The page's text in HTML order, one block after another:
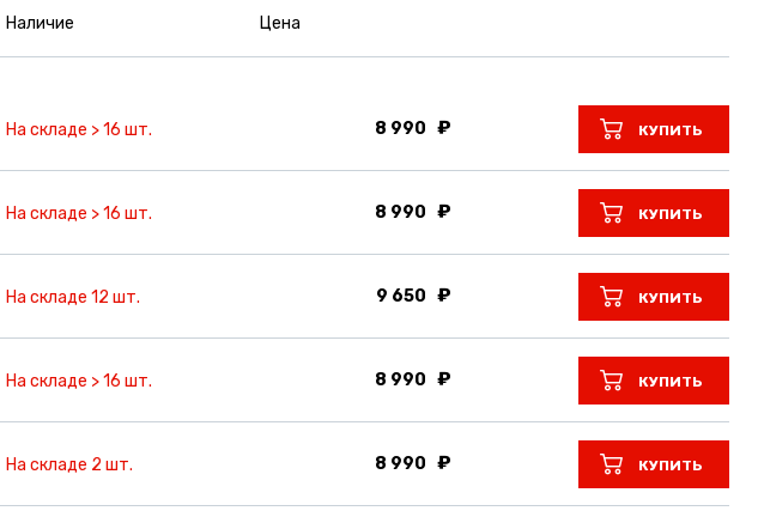
Наличие Цена
На складе > 16 шт. 8 990 КУПИТЬ
На складе > 16 шт. 8 990 КУПИТЬ
На складе 12 шт. 9 650 КУПИТЬ
На складе > 16 шт. 8 990 КУПИТЬ
На складе 2 шт. 8 990 КУПИТЬ